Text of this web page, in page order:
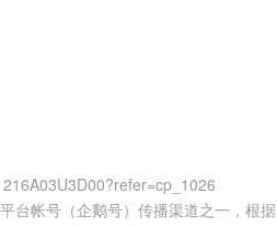
台帐号（企鹅号）传播渠道之一，根据